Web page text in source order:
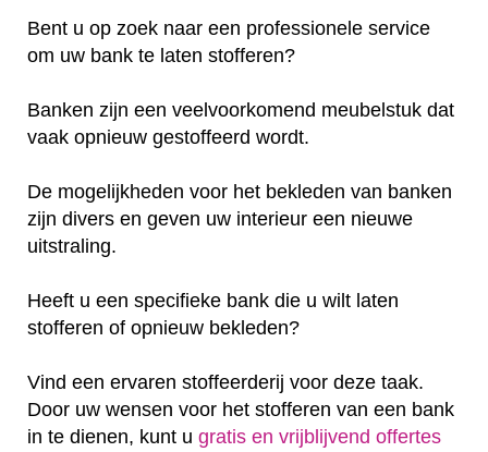
Bent u op zoek naar een professionele service
om uw bank te laten stofferen?
Banken zijn een veelvoorkomend meubelstuk dat
vaak opnieuw gestoffeerd wordt.
De mogelijkheden voor het bekleden van banken
zijn divers en geven uw interieur een nieuwe
uitstraling.
Heeft u een specifieke bank die u wilt laten
stofferen of opnieuw bekleden?
Vind een ervaren stoffeerderij voor deze taak.
Door uw wensen voor het stofferen van een bank
in te dienen, kunt u gratis en vrijblijvend offertes